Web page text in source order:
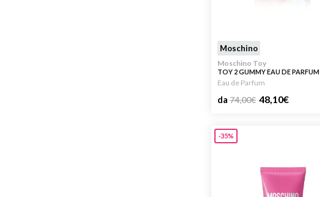
Moschino
Moschino Toy
TOY 2 GUMMY EAU DE PARFUM
Eau de Parfum
da 74,00€ 48,10€
-35%